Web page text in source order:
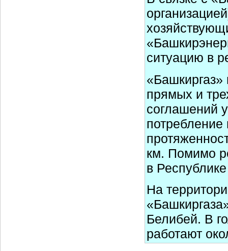
ситуацию в
«Башкиргаз»
прямых и
соглашений
потребление
км. Помимо
в
На
Белибей. В
работают